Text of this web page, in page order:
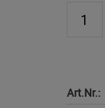
Art.Nr.: